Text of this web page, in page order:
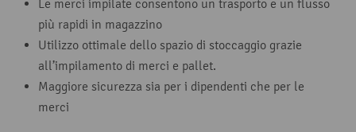
Le merci impilate consentono un trasporto e un flusso
più rapidi in magazzino
Utilizzo ottimale dello spazio di stoccaggio grazie
all’impilamento di merci e pallet.
Maggiore sicurezza sia per i dipendenti che per le
merci